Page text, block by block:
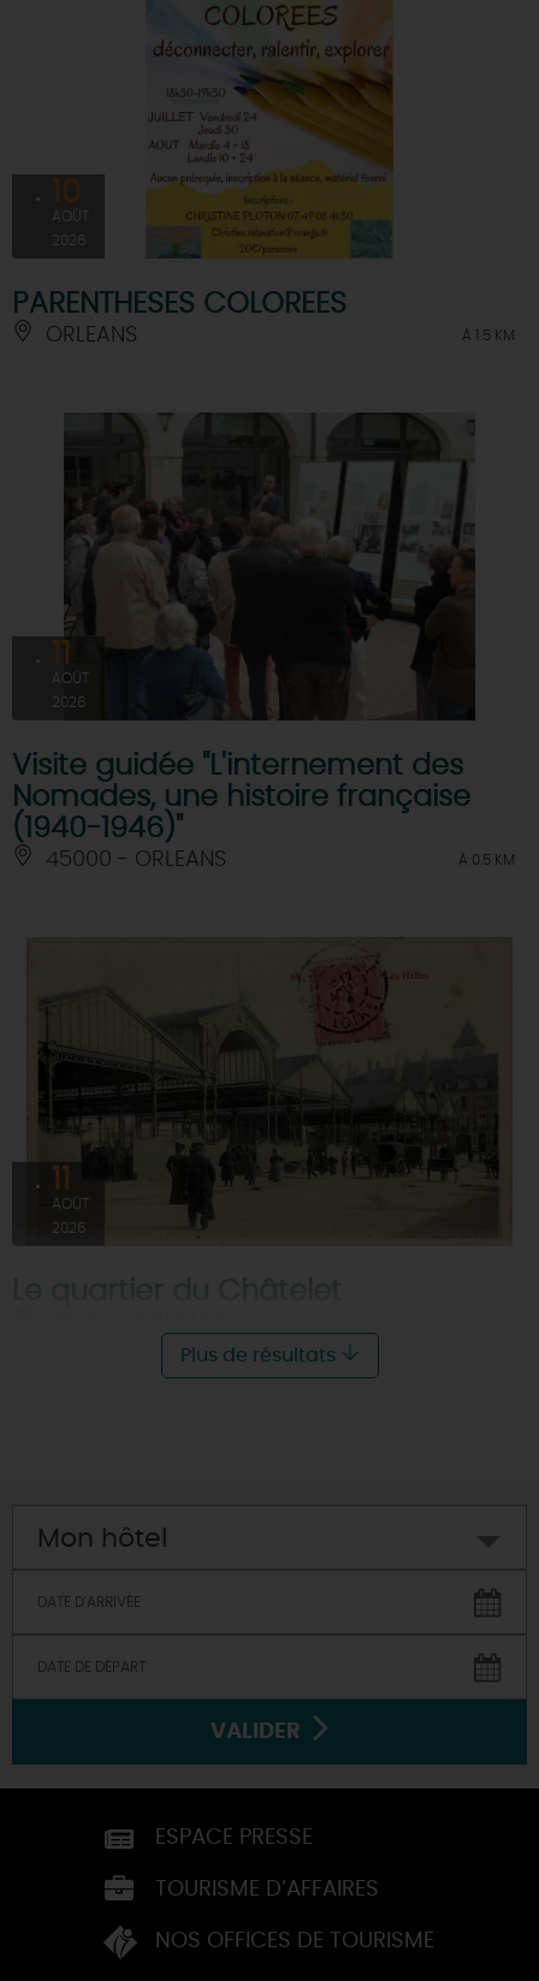
10
AOÛT
2026
PARENTHESES COLOREES
ORLEANS À 1.5 KM
AOÛT
2026
Visite guidée "L'internement des
Nomades, une histoire française
(1940-1946)"
45000 - ORLEANS À 0.5 KM
AOÛT
2026
Plus de résultats
Mon hôtel
VALIDER
ESPACE PRESSE
TOURISME D’AFFAIRES
NOS OFFICES DE TOURISME